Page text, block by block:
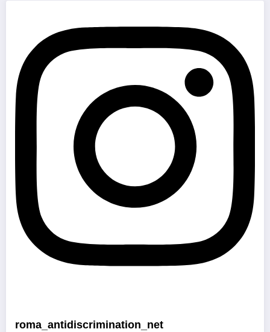
roma_antidiscrimination_net